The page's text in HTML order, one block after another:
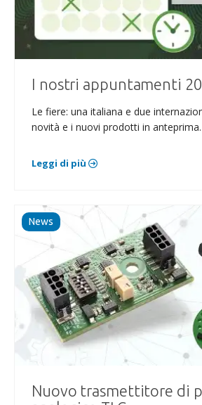
I nostri appuntamenti
Le fiere: una italiana e due
novità e i nuovi prodotti in anteprima.
Leggi di più
News
Nuovo trasmettitore di